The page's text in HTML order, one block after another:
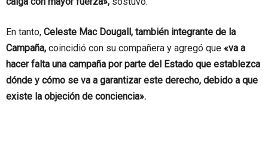
En tanto, Celeste Mac Dougall, también integrante de la
Campaña, coincidió con su compañera y agregó que «va a
hacer falta una campaña por parte del Estado que establezca
dónde y cómo se va a garantizar este derecho, debido a que
existe la objeción de conciencia».